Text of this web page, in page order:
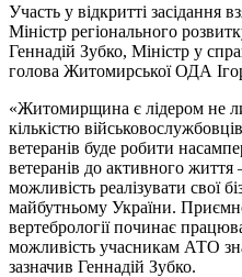
Участь у відкритті засідання
Міністр регіонального
Геннадій Зубко, Міністр у
голова Житомирської ОДА
«Житомирщина є лідером не
кількістю
ветеранів буде робити
ветеранів до активного життя
можливість реалізувати свої
майбутньому України.
вертебрології починає
можливість учасникам АТО
зазначив Геннадій Зубко.